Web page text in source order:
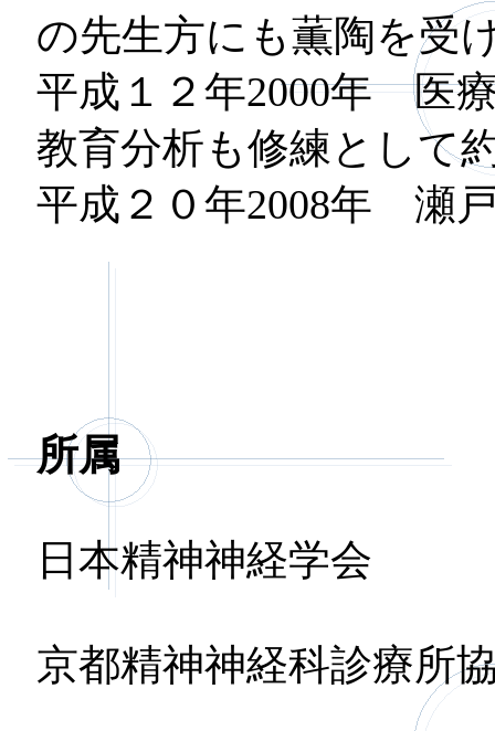
の先生方にも薫陶を受
平成１２年2000年 医
教育分析も修練として
平成２０年2008年 瀬
所属
日本精神神経学会
京都精神神経科診療所